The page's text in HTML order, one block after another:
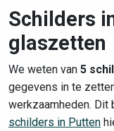
Schilders
glaszetten
We weten van 5
gegevens in te
werkzaamheden.
schilders in Putten